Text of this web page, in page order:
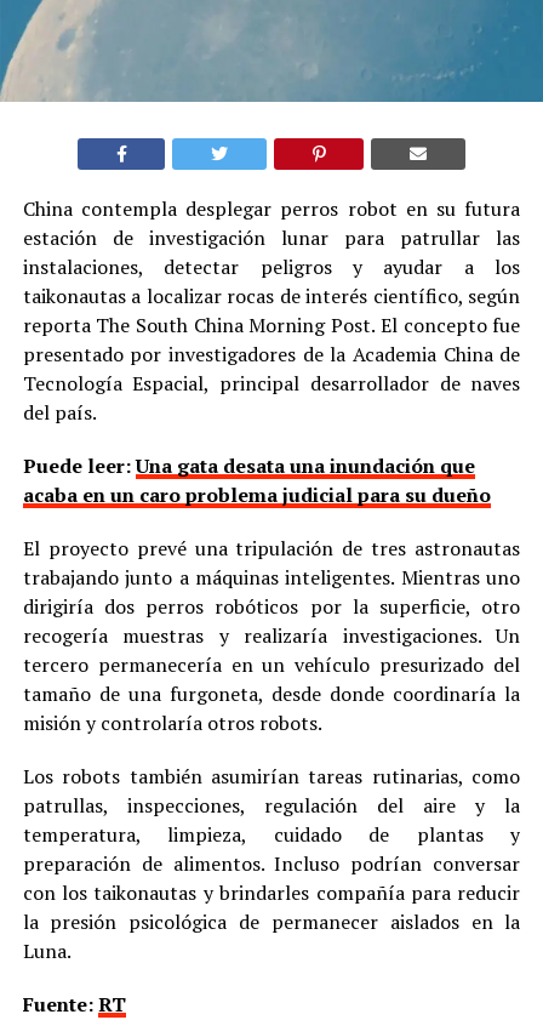
China contempla desplegar perros robot en su futura
estación de investigación lunar para patrullar las
instalaciones, detectar peligros y ayudar a los
taikonautas a localizar rocas de interés científico, según
reporta The South China Morning Post. El concepto fue
presentado por investigadores de la Academia China de
Tecnología Espacial, principal desarrollador de naves
del país.
Puede leer:Una gata desata una inundación que
acaba en un caro problema judicial para su dueño
El proyecto prevé una tripulación de tres astronautas
trabajando junto a máquinas inteligentes. Mientras uno
dirigiría dos perros robóticos por la superficie, otro
recogería muestras y realizaría investigaciones. Un
tercero permanecería en un vehículo presurizado del
tamaño de una furgoneta, desde donde coordinaría la
misión y controlaría otros robots.
Los robots también asumirían tareas rutinarias, como
patrullas, inspecciones, regulación del aire y la
temperatura, limpieza, cuidado de plantas y
preparación de alimentos. Incluso podrían conversar
con los taikonautas y brindarles compañía para reducir
la presión psicológica de permanecer aislados en la
Luna.
Fuente:RT